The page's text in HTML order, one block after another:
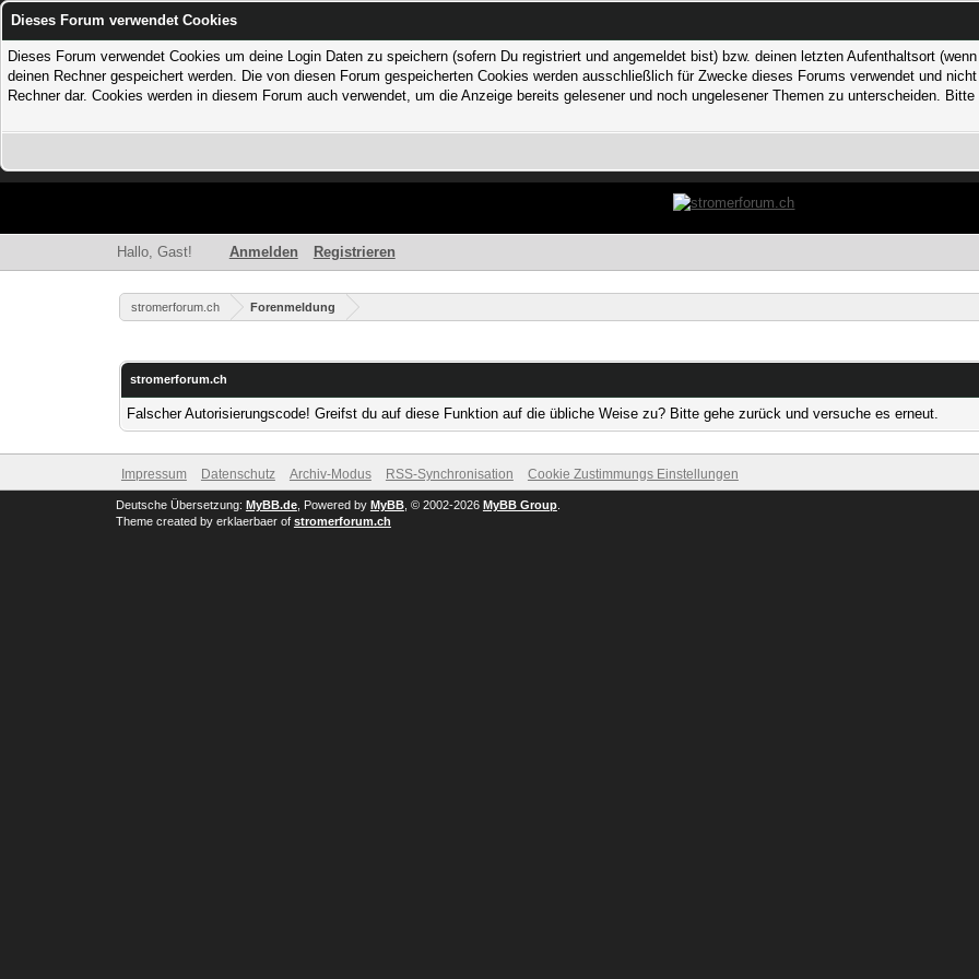
Dieses Forum verwendet Cookies
Dieses Forum verwendet Cookies um deine Login Daten zu speichern (sofern Du registriert und angemeldet bist) bzw. deinen letzten Aufenthaltsort
deinen Rechner gespeichert werden. Die von diesen Forum gespeicherten Cookies werden ausschließlich für Zwecke dieses Forums verwendet und
Rechner dar. Cookies werden in diesem Forum auch verwendet, um die Anzeige bereits gelesener und noch ungelesener Themen zu unterscheiden.
Hallo, Gast! Anmelden Registrieren
stromerforum.ch Forenmeldung
stromerforum.ch
Falscher Autorisierungscode! Greifst du auf diese Funktion auf die übliche Weise zu? Bitte gehe zurück und versuche es erneut.
Impressum Datenschutz Archiv-Modus RSS-Synchronisation Cookie Zustimmungs Einstellungen
Deutsche Übersetzung: MyBB.de, Powered by MyBB, © 2002-2026 MyBB Group.
Theme created by erklaerbaer of stromerforum.ch